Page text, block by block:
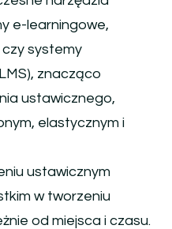
e-learningowe,
systemy
znacząco
ustawicznego,
elastycznym i
ustawicznym
w tworzeniu
od miejsca i czasu.